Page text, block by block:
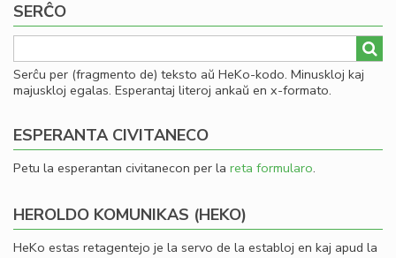
SERĈO
Serĉu per (fragmento de) teksto aŭ HeKo-kodo. Minuskloj kaj
majuskloj egalas. Esperantaj literoj ankaŭ en x-formato.
ESPERANTA CIVITANECO
Petu la esperantan civitanecon per la reta formularo.
HEROLDO KOMUNIKAS (HEKO)
HeKo estas retagentejo je la servo de la establoj en kaj apud la